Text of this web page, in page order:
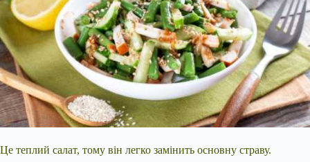
Це теплий салат, тому він легко замінить основну страву.